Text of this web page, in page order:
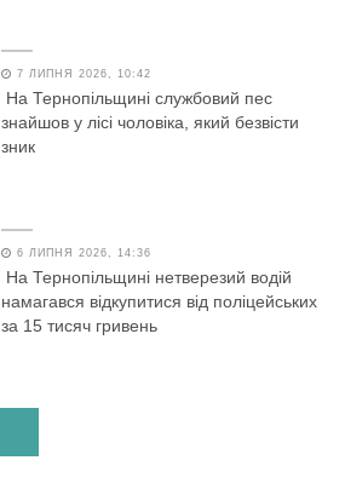
7 ЛИПНЯ 2026, 10:42
На Тернопільщині службовий пес
знайшов у лісі чоловіка, який безвісти
зник
6 ЛИПНЯ 2026, 14:36
На Тернопільщині нетверезий водій
намагався відкупитися від поліцейських
за 15 тисяч гривень